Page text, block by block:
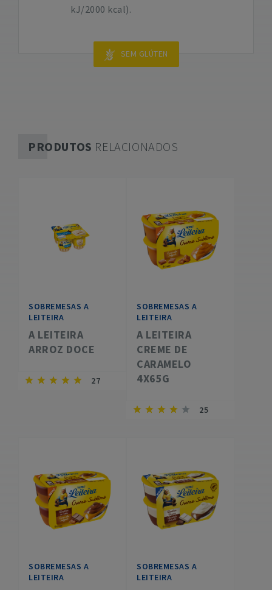
kJ/2000 kcal).
SEM GLÚTEN
PRODUTOS RELACIONADOS
SOBREMESAS A
LEITEIRA
A LEITEIRA
ARROZ DOCE
27
SOBREMESAS A
LEITEIRA
A LEITEIRA
CREME DE
CARAMELO
4X65G
25
SOBREMESAS A
LEITEIRA
SOBREMESAS A
LEITEIRA